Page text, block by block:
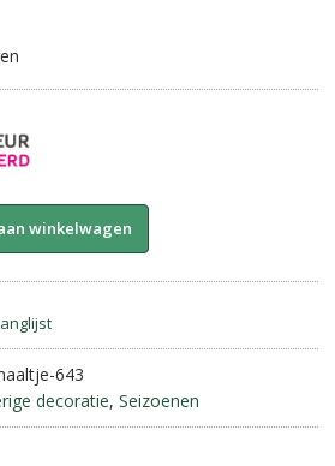
winkelwagen
n
t
i
643
decoratie, Seizoenen